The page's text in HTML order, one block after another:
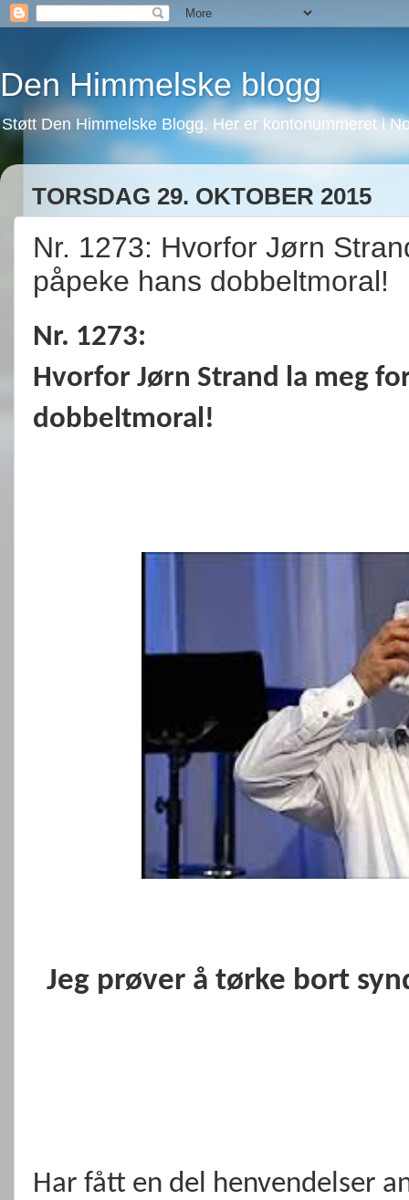
Den Himmelske blogg
Støtt Den Himmelske Blogg. Her er kontonummeret i
TORSDAG 29. OKTOBER 2015
Nr. 1273: Hvorfor Jørn
påpeke hans dobbeltmoral!
Nr. 1273:
Hvorfor Jørn Strand la meg
dobbeltmoral!
Jeg prøver å tørke bort
Har fått en del henvendelser